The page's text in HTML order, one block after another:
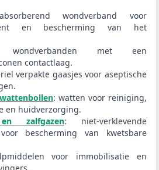
wondverband voor
en bescherming van het
met een
contactlaag.
verpakte gaasjes voor aseptische
: watten voor reiniging,
en huidverzorging.
zalfgazen: niet-verklevende
bescherming van kwetsbare
voor immobilisatie en